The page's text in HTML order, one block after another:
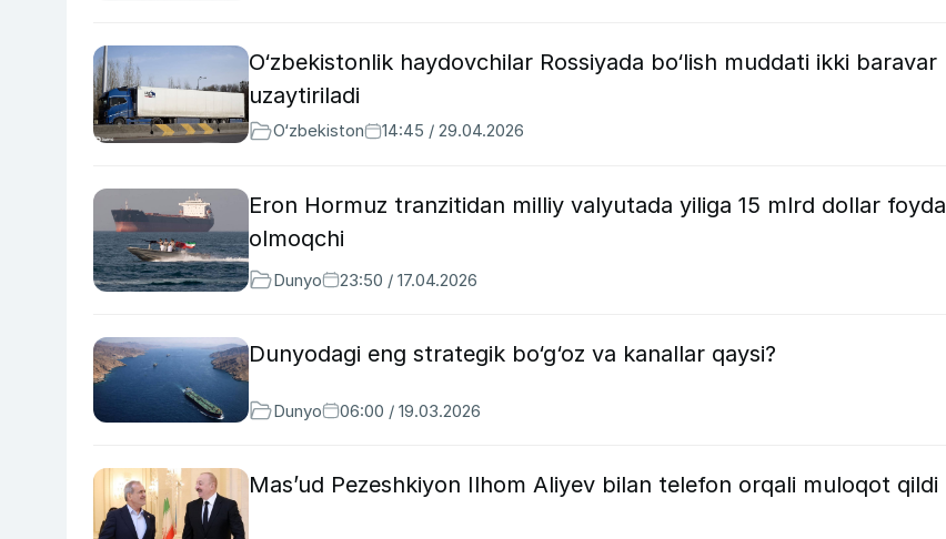
O‘zbekistonlik haydovchilar Rossiyada bo‘lish muddati ikki baravar
uzaytiriladi
O‘zbekiston 14:45 / 29.04.2026
Eron Hormuz tranzitidan milliy valyutada yiliga 15 mlrd dollar foyda
olmoqchi
Dunyo 23:50 / 17.04.2026
Dunyodagi eng strategik bo‘g‘oz va kanallar qaysi?
Dunyo 06:00 / 19.03.2026
Mas’ud Pezeshkiyon Ilhom Aliyev bilan telefon orqali muloqot qildi